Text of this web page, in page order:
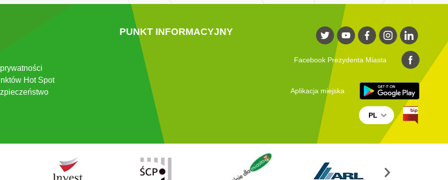
Hot Spot
PUNKT INFORMACYJNY
Facebook Prezydenta Miasta
Aplikacja miejska
PL